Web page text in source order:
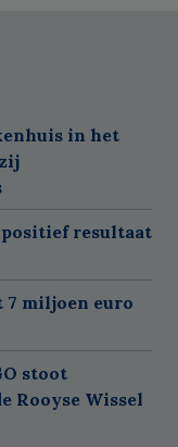
in het
resultaat
7 miljoen euro
stoot
Rooyse Wissel